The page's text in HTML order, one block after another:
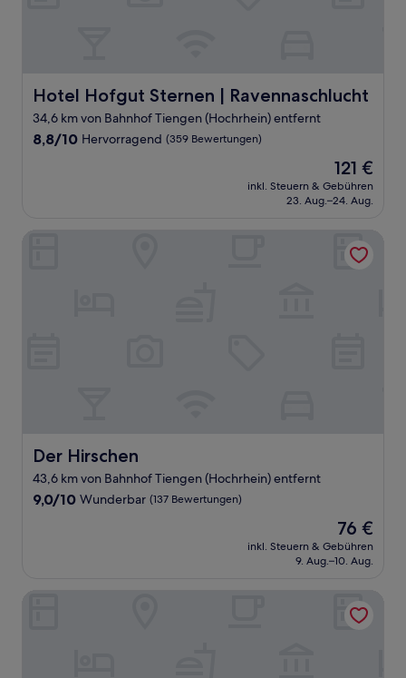
Hotel Hofgut Sternen | Ravennaschlucht
Hotel Hofgut Sternen | Ravennaschlucht
34,6 km von Bahnhof Tiengen (Hochrhein) entfernt
8.8
8,8/10 Hervorragend (359 Bewertungen)
Der
Preis
beträgt
121 €
inkl. Steuern & Gebühren
23. Aug.–24. Aug.
Der Hirschen
Der Hirschen
43,6 km von Bahnhof Tiengen (Hochrhein) entfernt
9.0
9,0/10 Wunderbar (137 Bewertungen)
Der
Preis
beträgt
76 €
inkl. Steuern & Gebühren
9. Aug.–10. Aug.